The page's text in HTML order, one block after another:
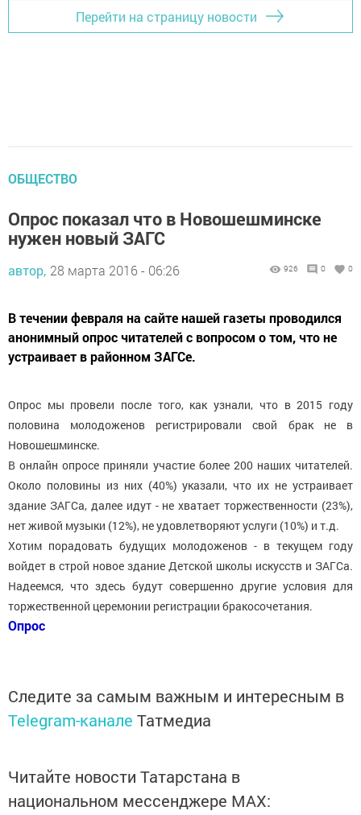
Перейти на страницу новости
ОБЩЕСТВО
Опрос показал что в Новошешминске
нужен новый ЗАГС
автор, 28 марта 2016 - 06:26 926 0 0
В течении февраля на сайте нашей газеты проводился
анонимный опрос читателей с вопросом о том, что не
устраивает в районном ЗАГСе.
Опрос мы провели после того, как узнали, что в 2015 году
половина молодоженов регистрировали свой брак не в
Новошешминске.
В онлайн опросе приняли участие более 200 наших читателей.
Около половины из них (40%) указали, что их не устраивает
здание ЗАГСа, далее идут - не хватает торжественности (23%),
нет живой музыки (12%), не удовлетворяют услуги (10%) и т.д.
Хотим порадовать будущих молодоженов - в текущем году
войдет в строй новое здание Детской школы искусств и ЗАГСа.
Надеемся, что здесь будут совершенно другие условия для
торжественной церемонии регистрации бракосочетания.
Опрос
Следите за самым важным и интересным в
Telegram-канале Татмедиа
Читайте новости Татарстана в
национальном мессенджере MАХ: